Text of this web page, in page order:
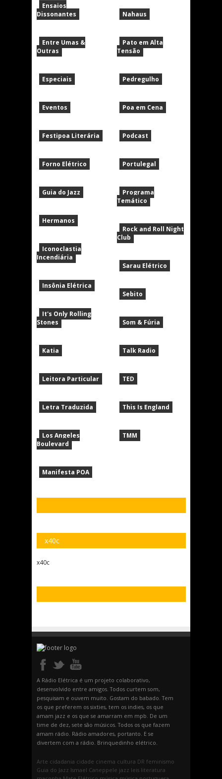
Ensaios
Dissonantes
Entre Umas &
Outras
Especiais
Eventos
Festipoa Literária
Forno Elétrico
Guia do Jazz
Hermanos
Iconoclastia
Incendiária
Insônia Elétrica
It's Only Rolling
Stones
Katia
Leitora Particular
Letra Traduzida
Los Angeles
Boulevard
Manifesta POA
Nahaus
Pato em Alta
Tensão
Pedregulho
Poa em Cena
Podcast
Portulegal
Programa
Temático
Rock and Roll Night
Club
Sarau Elétrico
Sebito
Som & Fúria
Talk Radio
TED
This Is England
TMM
x40c
x40c
A Rádio Elétrica é um projeto colaborativo,
desenvolvido entre amigos. Todos curtem som,
pesquisam e ouvem muito. Gostam do babado. Tem
os que preferem os sixties, tem os indies, os que
amam jazz e os que se amarram em mpb. De um
time de dez, sete são músicos. Todos os que fazem
amam rádio. Rádio amadores, portanto. E se
divertem com a rádio. Brinquedinho elétrico.
Arte cidadania cidade cinema cultura DR feminismo
Guia do Jazz Ismael Caneppele jazz leis literatura